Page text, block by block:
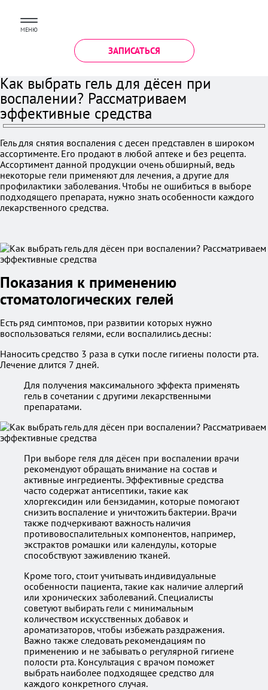
МЕНЮ
ЗАПИСАТЬСЯ
Как выбрать гель для дёсен при
воспалении? Рассматриваем
эффективные средства
Гель для снятия воспаления с десен представлен в широком
ассортименте. Его продают в любой аптеке и без рецепта.
Ассортимент данной продукции очень обширный, ведь
некоторые гели применяют для лечения, а другие для
профилактики заболевания. Чтобы не ошибиться в выборе
подходящего препарата, нужно знать особенности каждого
лекарственного средства.
Показания к применению
стоматологических гелей
Есть ряд симптомов, при развитии которых нужно
воспользоваться гелями, если воспалились десны:
Наносить средство 3 раза в сутки после гигиены полости рта.
Лечение длится 7 дней.
Для получения максимального эффекта применять
гель в сочетании с другими лекарственными
препаратами.
При выборе геля для дёсен при воспалении врачи
рекомендуют обращать внимание на состав и
активные ингредиенты. Эффективные средства
часто содержат антисептики, такие как
хлоргексидин или бензидамин, которые помогают
снизить воспаление и уничтожить бактерии. Врачи
также подчеркивают важность наличия
противовоспалительных компонентов, например,
экстрактов ромашки или календулы, которые
способствуют заживлению тканей.
Кроме того, стоит учитывать индивидуальные
особенности пациента, такие как наличие аллергий
или хронических заболеваний. Специалисты
советуют выбирать гели с минимальным
количеством искусственных добавок и
ароматизаторов, чтобы избежать раздражения.
Важно также следовать рекомендациям по
применению и не забывать о регулярной гигиене
полости рта. Консультация с врачом поможет
выбрать наиболее подходящее средство для
каждого конкретного случая.